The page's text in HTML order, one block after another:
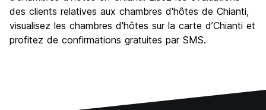
des clients relatives aux chambres d'hôtes de Chianti,
visualisez les chambres d'hôtes sur la carte d’Chianti et
profitez de confirmations gratuites par SMS.